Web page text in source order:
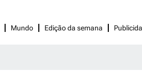
Mundo Edição da semana